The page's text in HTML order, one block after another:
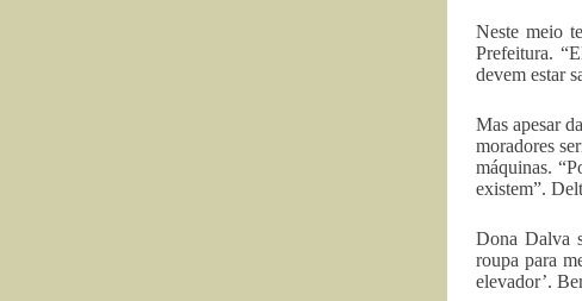
Neste meio
Prefeitura.
devem estar
Mas apesar
moradores
máquinas.
existem”.
Dona Dalva
roupa para
elevador’.